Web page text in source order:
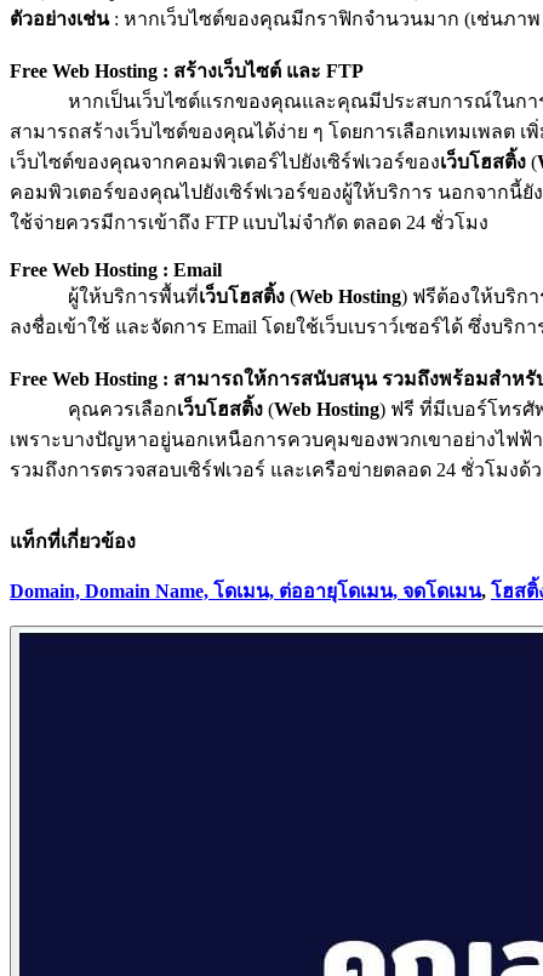
ตัวอย่างเช่น: หากเว็บไซต์ของคุณมีกราฟิกจำนวนมาก (เช่นภา
Free Web Hosting : สร้างเว็บไซต์ และ FTP
หากเป็นเว็บไซต์แรกของคุณและคุณมีประสบการณ์ในการเ
สามารถสร้างเว็บไซต์ของคุณได้ง่าย ๆ โดยการเลือกเทมเพลต
เว็บไซต์ของคุณจากคอมพิวเตอร์ไปยังเซิร์ฟเวอร์ของเว็บโฮสติ้ง (
คอมพิวเตอร์ของคุณไปยังเซิร์ฟเวอร์ของผู้ให้บริการ นอกจากนี้
ใช้จ่ายควรมีการเข้าถึง FTP แบบไม่จำกัด ตลอด 24 ชั่วโมง
Free Web Hosting : Email
ผู้ให้บริการพื้นที่เว็บโฮสติ้ง (Web Hosting) ฟรีต้องให้บริก
ลงชื่อเข้าใช้ และจัดการ Email โดยใช้เว็บเบราว์เซอร์ได้ ซึ่งบ
Free Web Hosting : สามารถให้การสนับสนุน รวมถึงพร้อมสำหรั
คุณควรเลือกเว็บโฮสติ้ง (Web Hosting) ฟรี ที่มีเบอร์โทร
เพราะบางปัญหาอยู่นอกเหนือการควบคุมของพวกเขาอย่างไฟ
รวมถึงการตรวจสอบเซิร์ฟเวอร์ และเครือข่ายตลอด 24 ชั่วโมงด้
แท็กที่เกี่ยวข้อง
Domain, Domain Name, โดเมน, ต่ออายุโดเมน, จดโดเมน, โฮสติ้